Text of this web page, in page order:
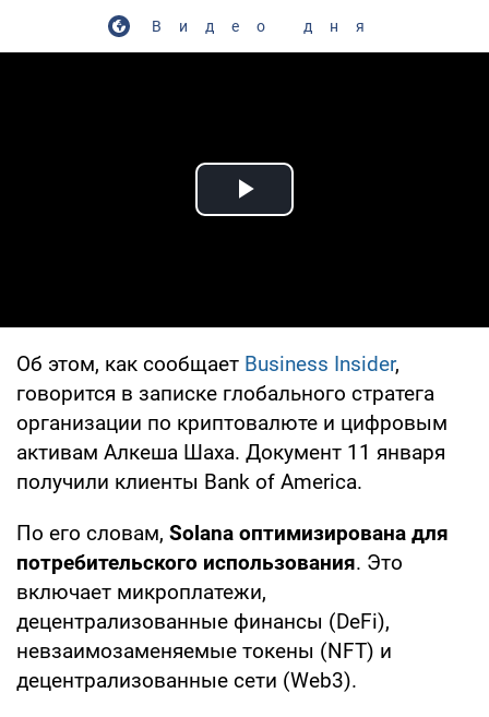
Видео дня
Play Video
Об этом, как сообщает Business Insider,
говорится в записке глобального стратега
организации по криптовалюте и цифровым
активам Алкеша Шаха. Документ 11 января
получили клиенты Bank of America.
По его словам, Solana оптимизирована для
потребительского использования. Это
включает микроплатежи,
децентрализованные финансы (DeFi),
невзаимозаменяемые токены (NFT) и
децентрализованные сети (Web3).